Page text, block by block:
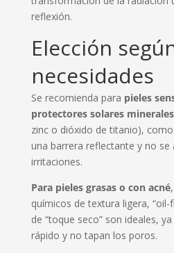
reflexión.
Elección
necesidades
Se recomienda para pieles
protectores solares
zinc o dióxido de titanio),
una barrera reflectante y no se
irritaciones.
Para pieles grasas o con acné
químicos de textura ligera, “oil-
de “toque seco” son ideales,
rápido y no tapan los poros.